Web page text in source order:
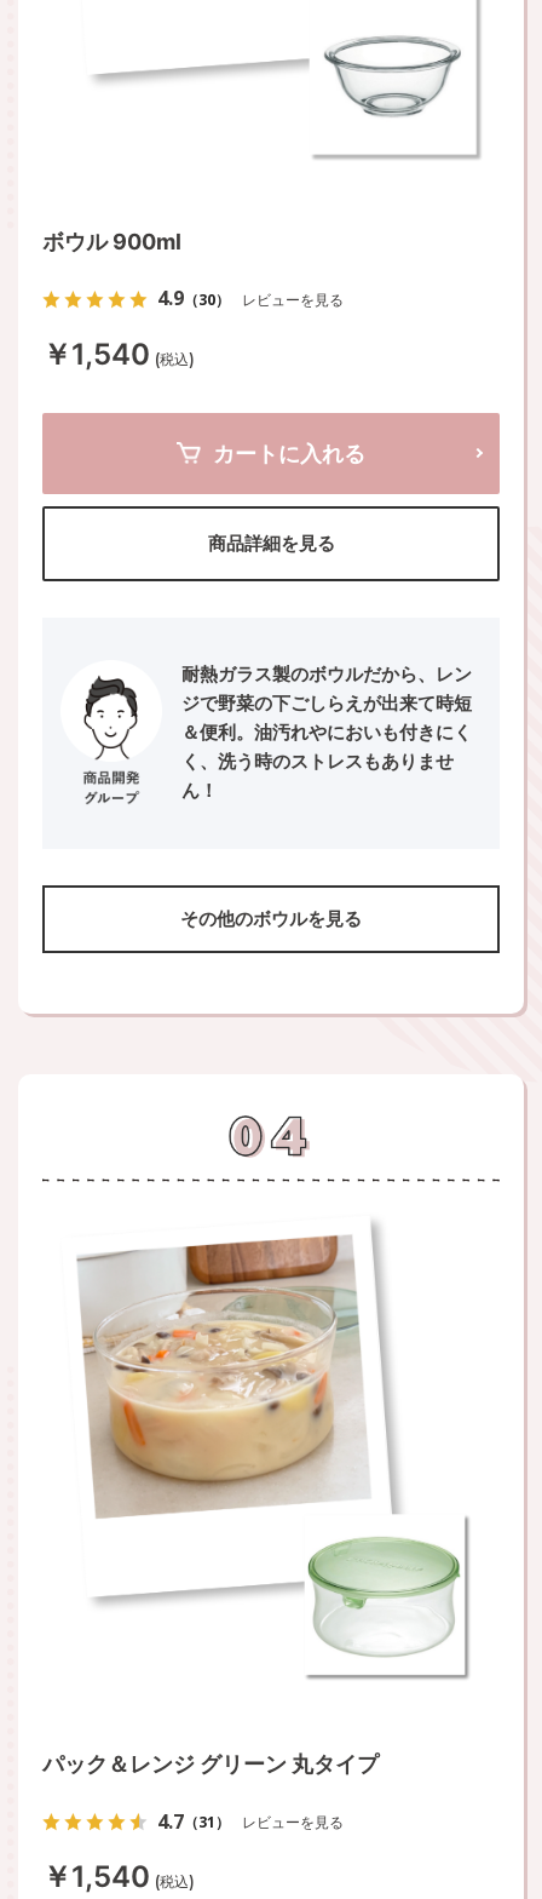
ボウル 900ml
4.9 （30） レビューを見る
￥1,540 (税込)
カートに入れる
商品詳細を見る
耐熱ガラス製のボウルだから、レン
ジで野菜の下ごしらえが出来て時短
＆便利。油汚れやにおいも付きにく
く、洗う時のストレスもありませ
ん！
その他のボウルを見る
パック＆レンジ グリーン 丸タイプ
4.7 （31） レビューを見る
￥1,540 (税込)